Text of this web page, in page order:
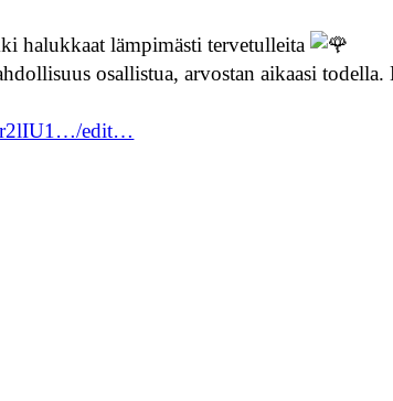
halukkaat lämpimästi tervetulleita
osallistua, arvostan aikaasi
edit…